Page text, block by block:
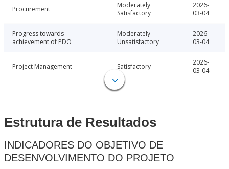
Procurement
Moderately
Satisfactory
2026-
03-04
Progress towards
achievement of PDO
Moderately
Unsatisfactory
2026-
03-04
Project Management Satisfactory
2026-
03-04
Estrutura de Resultados
INDICADORES DO OBJETIVO DE
DESENVOLVIMENTO DO PROJETO